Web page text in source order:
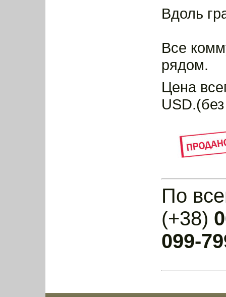
Вдоль
Все
рядом.
Цена
По
(+38)
099-